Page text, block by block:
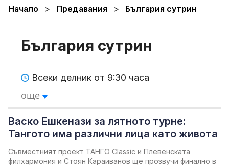
Начало Предавания България сутрин
България сутрин
Всеки делник от 9:30 часа
още
Васко Ешкенази за лятното турне:
Тангото има различни лица като живота
Съвместният проект ТАНГО Classic и Плевенската
филхармония и Стоян Караиванов ще прозвучи финално в